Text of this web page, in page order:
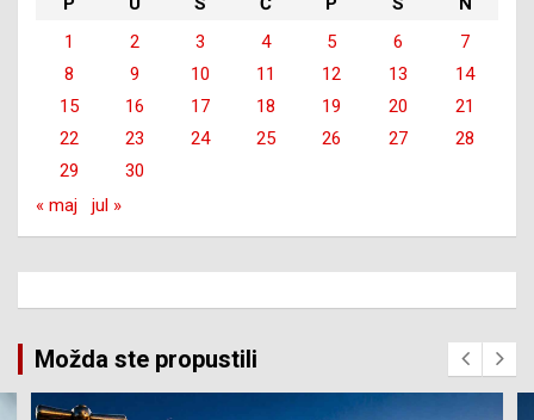
1
2 3 4 5 6
7
8
9 10 11 12 13
14
15
16 17 18 19 20
21
22
23 24 25 26 27
28
29
30
« maj
jul »
Možda ste propustili